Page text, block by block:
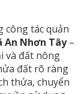
công tác quản
An Nhơn Tây–
và đất nông
đất rõ ràng
thửa, chuyển